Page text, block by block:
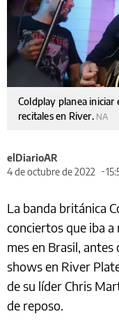
Coldplay planea iniciar
recitales en River. NA
elDiarioAR
4 de octubre de 2022
La banda británica
conciertos que iba a
mes en Brasil,
shows en River
de su líder Chris
de reposo.